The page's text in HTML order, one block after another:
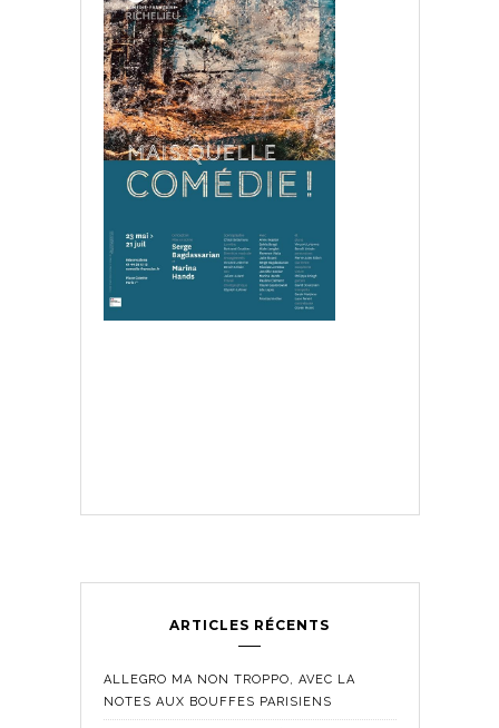
ARTICLES RÉCENTS
ALLEGRO MA NON TROPPO, AVEC LA
NOTES AUX BOUFFES PARISIENS